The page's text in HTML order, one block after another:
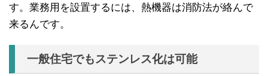
す。業務用を設置するには、熱機器は消防法が絡んで
来るんです。
一般住宅でもステンレス化は可能